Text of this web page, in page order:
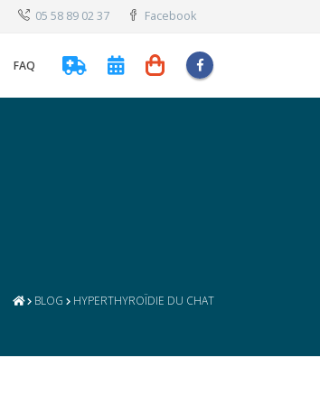
05 58 89 02 37 Facebook
FAQ
BLOG HYPERTHYROÏDIE DU CHAT